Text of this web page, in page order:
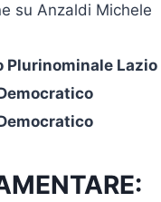
su Anzaldi Michele
Plurinominale Lazio